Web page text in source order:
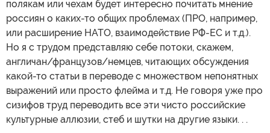
полякам или чехам будет интересно почитать мнение
россиян о каких-то общих проблемах (ПРО, например,
или расширение НАТО, взаимодействие РФ-ЕС и т.д.).
Но я с трудом представляю себе потоки, скажем,
англичан/французов/немцев, читающих обсуждения
какой-то статьи в переводе с множеством непонятных
выражений или просто флейма и т.д. Не говоря уже про
сизифов труд переводить все эти чисто российские
культурные аллюзии, стеб и шутки на другие языки. . .